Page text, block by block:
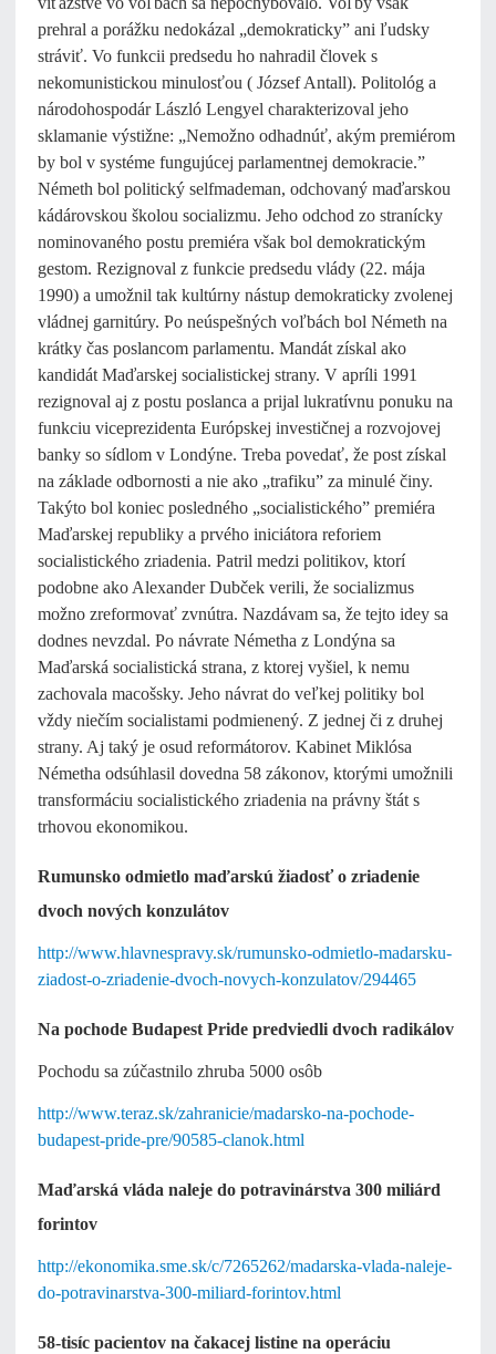
prehral a porážku nedokázal „demokraticky” ani ľudsky
stráviť. Vo funkcii predsedu ho nahradil človek s
nekomunistickou minulosťou ( József Antall). Politológ a
národohospodár László Lengyel charakterizoval jeho
sklamanie výstižne: „Nemožno odhadnúť, akým premiérom
by bol v systéme fungujúcej parlamentnej demokracie.”
Németh bol politický selfmademan, odchovaný maďarskou
kádárovskou školou socializmu. Jeho odchod zo stranícky
nominovaného postu premiéra však bol demokratickým
gestom. Rezignoval z funkcie predsedu vlády (22. mája
1990) a umožnil tak kultúrny nástup demokraticky zvolenej
vládnej garnitúry. Po neúspešných voľbách bol Németh na
krátky čas poslancom parlamentu. Mandát získal ako
kandidát Maďarskej socialistickej strany. V apríli 1991
rezignoval aj z postu poslanca a prijal lukratívnu ponuku na
funkciu viceprezidenta Európskej investičnej a rozvojovej
banky so sídlom v Londýne. Treba povedať, že post získal
na základe odbornosti a nie ako „trafiku” za minulé činy.
Takýto bol koniec posledného „socialistického” premiéra
Maďarskej republiky a prvého iniciátora reforiem
socialistického zriadenia. Patril medzi politikov, ktorí
podobne ako Alexander Dubček verili, že socializmus
možno zreformovať zvnútra. Nazdávam sa, že tejto idey sa
dodnes nevzdal. Po návrate Németha z Londýna sa
Maďarská socialistická strana, z ktorej vyšiel, k nemu
zachovala macošsky. Jeho návrat do veľkej politiky bol
vždy niečím socialistami podmienený. Z jednej či z druhej
strany. Aj taký je osud reformátorov. Kabinet Miklósa
Németha odsúhlasil dovedna 58 zákonov, ktorými umožnili
transformáciu socialistického zriadenia na právny štát s
trhovou ekonomikou.
Rumunsko odmietlo maďarskú žiadosť o zriadenie
dvoch nových konzulátov
http://www.hlavnespravy.sk/rumunsko-odmietlo-madarsku-
ziadost-o-zriadenie-dvoch-novych-konzulatov/294465
Na pochode Budapest Pride predviedli dvoch radikálov
Pochodu sa zúčastnilo zhruba 5000 osôb
http://www.teraz.sk/zahranicie/madarsko-na-pochode-
budapest-pride-pre/90585-clanok.html
Maďarská vláda naleje do potravinárstva 300 miliárd
forintov
http://ekonomika.sme.sk/c/7265262/madarska-vlada-naleje-
do-potravinarstva-300-miliard-forintov.html
58-tisíc pacientov na čakacej listine na operáciu